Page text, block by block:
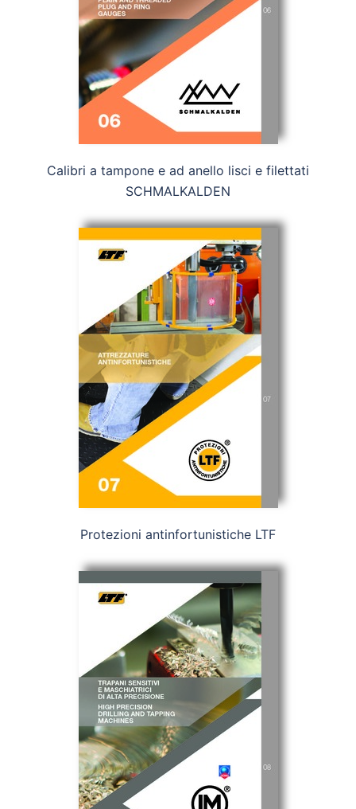
Calibri a tampone e ad anello lisci e filettati
SCHMALKALDEN
Protezioni antinfortunistiche LTF